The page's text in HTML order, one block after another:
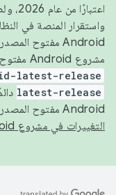
واستقرار المنصة في
مشروع Android مفتوح المصدر والمساهمة فيه، استخدِم
latest-release
latest-release
Android مفتوح المصدر. لمزيد من المعلومات، يُرجى الاطّلاع على
التغييرات في مشروع Android مفتوح المصدر